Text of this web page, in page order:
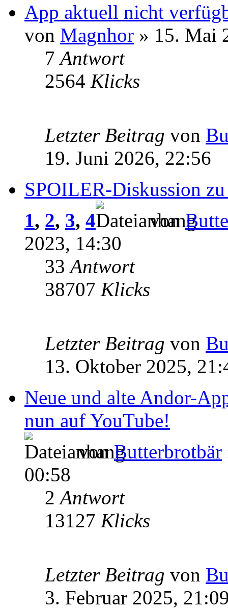
App aktuell nicht
von Magnhor » 15. Mai
7Antwort
2564 Klicks
Letzter Beitrag von
19. Juni 2026, 22:56
SPOILER-Diskussion
1, 2, 3, 4 von
2023, 14:30
33Antwort
38707 Klicks
Letzter Beitrag von
13. Oktober 2025,
Neue und alte Andor-
nun auf YouTube!
vonButterbrotbär
00:58
2Antwort
13127 Klicks
Letzter Beitrag von
3. Februar 2025,